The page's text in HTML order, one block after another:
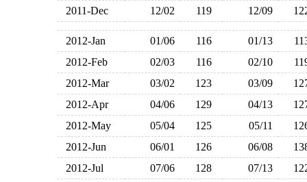
2011-Dec
12/02 119 12/09
2012-Jan 01/06 116 01/13
2012-Feb
02/03 116 02/10
2012-Mar
03/02 123 03/09
2012-Apr
04/06 129 04/13
2012-May
05/04 125 05/11
2012-Jun
06/01 126 06/08
2012-Jul
07/06 128 07/13